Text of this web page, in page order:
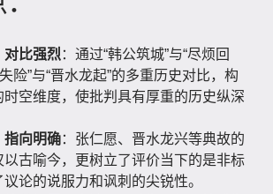
对比强烈 ：通过“韩公筑城”与“尽烦回
险”与“晋水龙起”的多重历史对比，构
时空维度，使批判具有厚重的历史纵深
指向明确：张仁愿、晋水龙兴等典故的
以古喻今，更树立了评价当下的是非标
论的说服力和讽刺的尖锐性。